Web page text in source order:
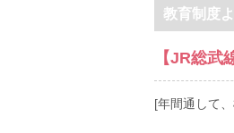
教育制度
【JR総
[年間通して